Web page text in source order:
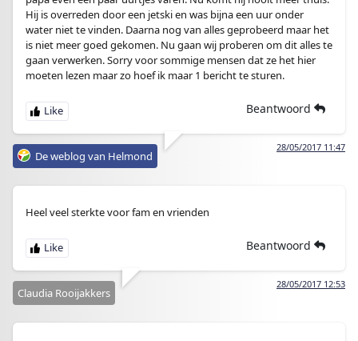
Hij is overreden door een jetski en was bijna een uur onder
water niet te vinden. Daarna nog van alles geprobeerd maar het
is niet meer goed gekomen. Nu gaan wij proberen om dit alles te
gaan verwerken. Sorry voor sommige mensen dat ze het hier
moeten lezen maar zo hoef ik maar 1 bericht te sturen.
Beantwoord
28/05/2017 11:47
De weblog van Helmond
Heel veel sterkte voor fam en vrienden
Beantwoord
28/05/2017 12:53
Claudia Rooijakkers